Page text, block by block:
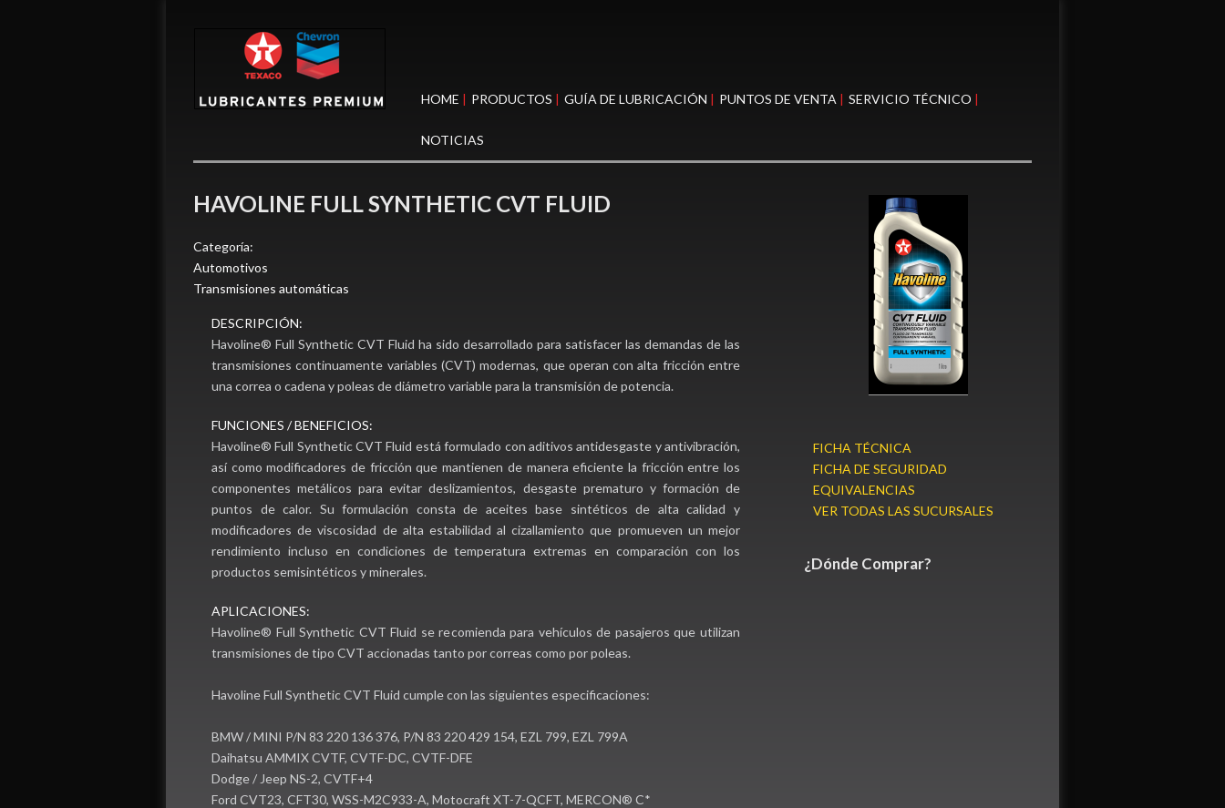
HOME PRODUCTOS GUÍA DE LUBRICACIÓN PUNTOS DE VENTA SERVICIO TÉCNICO
NOTICIAS
HAVOLINE FULL SYNTHETIC CVT FLUID
Categoría:
Automotivos
Transmisiones automáticas
DESCRIPCIÓN:
Havoline® Full Synthetic CVT Fluid ha sido desarrollado para satisfacer las demandas de las
transmisiones continuamente variables (CVT) modernas, que operan con alta fricción entre
una correa o cadena y poleas de diámetro variable para la transmisión de potencia.
FUNCIONES / BENEFICIOS:
Havoline® Full Synthetic CVT Fluid está formulado con aditivos antidesgaste y antivibración,
así como modificadores de fricción que mantienen de manera eficiente la fricción entre los
componentes metálicos para evitar deslizamientos, desgaste prematuro y formación de
puntos de calor. Su formulación consta de aceites base sintéticos de alta calidad y
modificadores de viscosidad de alta estabilidad al cizallamiento que promueven un mejor
rendimiento incluso en condiciones de temperatura extremas en comparación con los
productos semisintéticos y minerales.
APLICACIONES:
Havoline® Full Synthetic CVT Fluid se recomienda para vehículos de pasajeros que utilizan
transmisiones de tipo CVT accionadas tanto por correas como por poleas.
Havoline Full Synthetic CVT Fluid cumple con las siguientes especificaciones:
BMW / MINI P/N 83 220 136 376, P/N 83 220 429 154, EZL 799, EZL 799A
Daihatsu AMMIX CVTF, CVTF-DC, CVTF-DFE
Dodge / Jeep NS-2, CVTF+4
Ford CVT23, CFT30, WSS-M2C933-A, Motocraft XT-7-QCFT, MERCON® C*
FICHA TÉCNICA
FICHA DE SEGURIDAD
EQUIVALENCIAS
VER TODAS LAS SUCURSALES
¿Dónde Comprar?